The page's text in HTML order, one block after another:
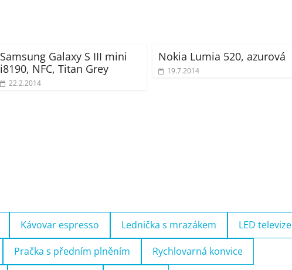
Samsung Galaxy S III mini
i8190, NFC, Titan Grey
22.2.2014
Nokia Lumia 520, azurová
19.7.2014
Kávovar espresso Lednička s mrazákem LED televize
Pračka s předním plněním Rychlovarná konvice